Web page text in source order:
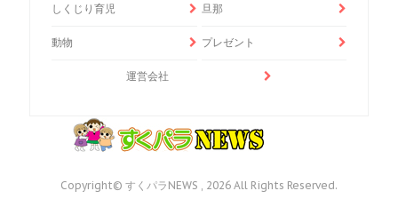
しくじり育児 旦那
動物 プレゼント
運営会社
Copyright© すくパラNEWS , 2026 All Rights Reserved.